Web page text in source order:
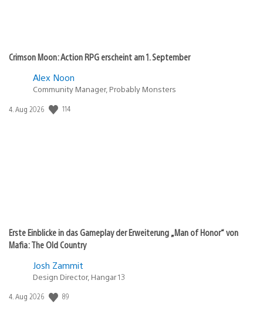
Crimson Moon: Action RPG erscheint am 1. September
Alex Noon
Community Manager, Probably Monsters
Veröffentlichungsdatum:
4. Aug 2026 114
Erste Einblicke in das Gameplay der Erweiterung „Man of Honor“ von
Mafia: The Old Country
Josh Zammit
Design Director, Hangar 13
Veröffentlichungsdatum:
4. Aug 2026 89